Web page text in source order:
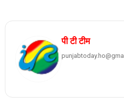
पी टी टीम